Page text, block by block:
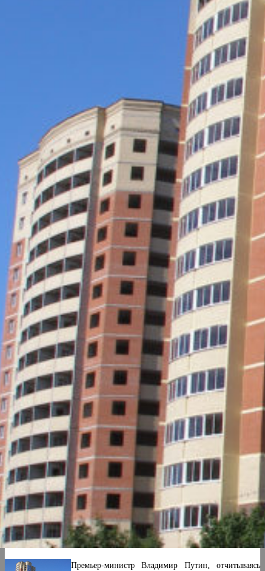
Премьер-министр Владимир Путин, отчитываясь